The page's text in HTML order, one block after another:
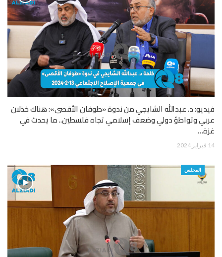
فيديو: د. عبدالله الشايجي من ندوة «طوفان الأقصى»: هناك خذلان
عربي وتواطؤ دولي وضعف إسلامي تجاه فلسطين.. ما يحدث في
غزة…
14 فبراير 2024
المجلس